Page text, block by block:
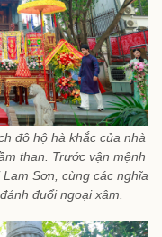
đô hộ hà khắc của nhà
than. Trước vận mệnh
Sơn, cùng các nghĩa
đuổi ngoại xâm.